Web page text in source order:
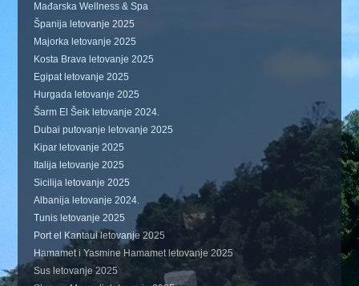
Mađarska Wellness & Spa
Španija letovanje 2025
Majorka letovanje 2025
Kosta Brava letovanje 2025
Egipat letovanje 2025
Hurgada letovanje 2025
Šarm El Šeik letovanje 2024.
Dubai putovanje letovanje 2025
Kipar letovanje 2025
Italija letovanje 2025
Sicilija letovanje 2025
Albanija letovanje 2024.
Tunis letovanje 2025
Port el Kantaui letovanje 2025
Hamamet i Yasmine Hamamet letovanje 2025
Sus letovanje 2025